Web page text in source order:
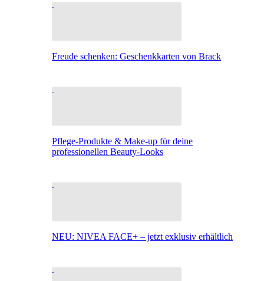
Freude schenken: Geschenkkarten von Brack
Pflege-Produkte & Make-up für deine
professionellen Beauty-Looks
NEU: NIVEA FACE+ – jetzt exklusiv erhältlich